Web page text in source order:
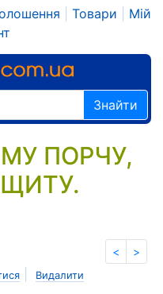
Товари
Мій
Знайти
ПОРЧУ,
< >
Видалити